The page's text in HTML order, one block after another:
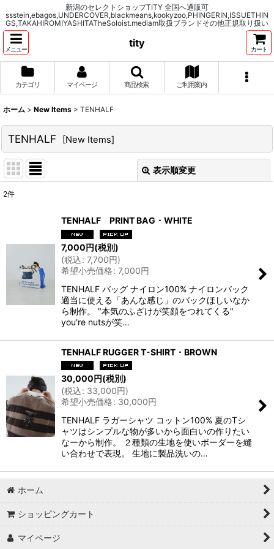
新潟のセレクトショップTITY 全国へ通販可
ssstein,ebagos,UNDERCOVER,blackmeans,kookyzoo,PHINGERIN,ISSUETHIN
GS,TAKAHIROMIYASHITATheSoloist.mediam取扱ブランドその他正規取り扱い
メニュー
tity
カート
カテゴリ マイページ 商品検索 ご利用案内
ホーム > New Items > TENHALF
TENHALF [New Items]
表示順変更
絞り込む
2件
TENHALF PRINT BAG・WHITE
7,000円(税別)
(税込: 7,700円)
希望小売価格: 7,000円
TENHALF バッグ ナイロン100% ナイロンバック
適当に使える「あんな感じ」のバックほしいなか
ら制作。 "本気のふざけが笑顔をつれてくる"
you're nutsが笑…
TENHALF RUGGER T-SHIRT・BROWN
30,000円(税別)
(税込: 33,000円)
希望小売価格: 30,000円
TENHALF ラガーシャツ コットン100% 夏のTシ
ャツはシンプルな物が多いから面白いの作りたい
なーから制作。 ２種類の生地を使いボーダーを縫
い合わせで表現。 生地に製品洗いの…
ホーム
ショッピングカート
マイページ